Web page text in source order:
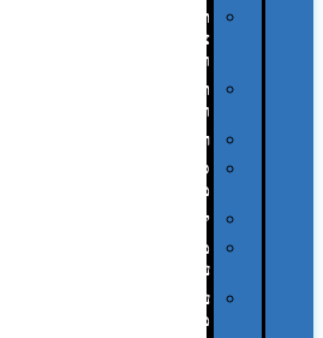
תיקי
ומכתביות
תערוכות
וכנסים
רמקולים
סוכריות
ממותגות
יודאיקה
מארזי
עטים
עטי
מתכת